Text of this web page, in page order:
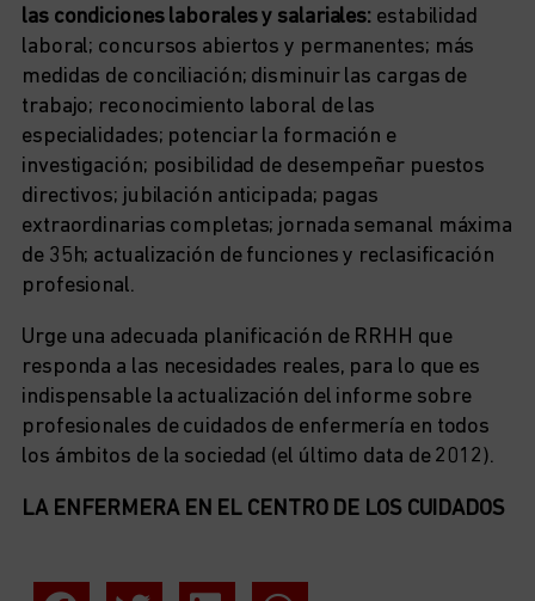
las condiciones laborales y salariales: estabilidad
laboral; concursos abiertos y permanentes; más
medidas de conciliación; disminuir las cargas de
trabajo; reconocimiento laboral de las
especialidades; potenciar la formación e
investigación; posibilidad de desempeñar puestos
directivos; jubilación anticipada; pagas
extraordinarias completas; jornada semanal máxima
de 35h; actualización de funciones y reclasificación
profesional.
Urge una adecuada planificación de RRHH que
responda a las necesidades reales, para lo que es
indispensable la actualización del informe sobre
profesionales de cuidados de enfermería en todos
los ámbitos de la sociedad (el último data de 2012).
LA ENFERMERA EN EL CENTRO DE LOS CUIDADOS